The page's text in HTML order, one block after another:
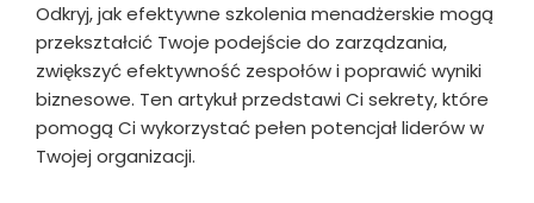
Odkryj, jak efektywne szkolenia menadżerskie mogą
przekształcić Twoje podejście do zarządzania,
zwiększyć efektywność zespołów i poprawić wyniki
biznesowe. Ten artykuł przedstawi Ci sekrety, które
pomogą Ci wykorzystać pełen potencjał liderów w
Twojej organizacji.